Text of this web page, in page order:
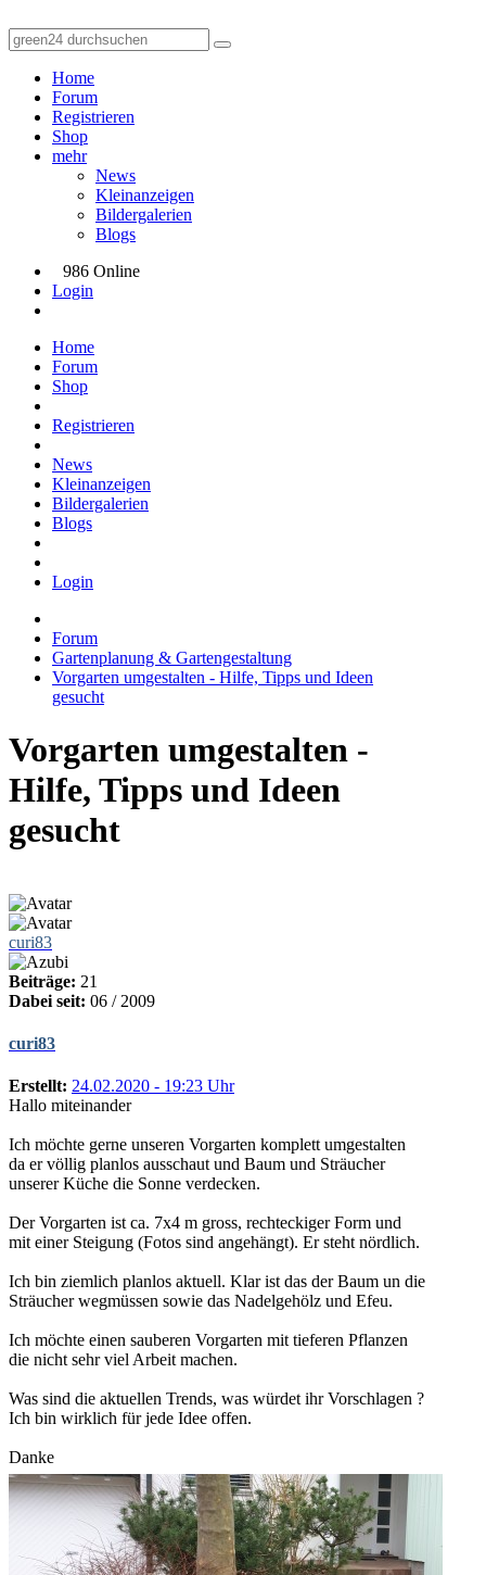
Home
Forum
Registrieren
Shop
mehr
News
Kleinanzeigen
Bildergalerien
Blogs
986 Online
Login
Home
Forum
Shop
Registrieren
News
Kleinanzeigen
Bildergalerien
Blogs
Login
Forum
Gartenplanung & Gartengestaltung
Vorgarten umgestalten - Hilfe, Tipps und Ideen
gesucht
Vorgarten umgestalten -
Hilfe, Tipps und Ideen
gesucht
curi83
Beiträge: 21
Dabei seit: 06 / 2009
curi83
Erstellt: 24.02.2020 - 19:23 Uhr
Hallo miteinander
Ich möchte gerne unseren Vorgarten komplett umgestalten
da er völlig planlos ausschaut und Baum und Sträucher
unserer Küche die Sonne verdecken.
Der Vorgarten ist ca. 7x4 m gross, rechteckiger Form und
mit einer Steigung (Fotos sind angehängt). Er steht nördlich.
Ich bin ziemlich planlos aktuell. Klar ist das der Baum un die
Sträucher wegmüssen sowie das Nadelgehölz und Efeu.
Ich möchte einen sauberen Vorgarten mit tieferen Pflanzen
die nicht sehr viel Arbeit machen.
Was sind die aktuellen Trends, was würdet ihr Vorschlagen ?
Ich bin wirklich für jede Idee offen.
Danke